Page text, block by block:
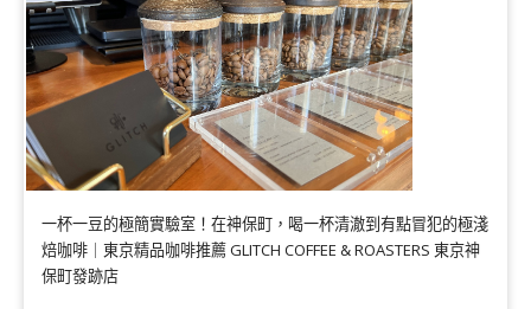
一杯一豆的極簡實驗室！在神保町，喝一杯清澈到有點冒犯的極淺
焙咖啡｜東京精品咖啡推薦 GLITCH COFFEE & ROASTERS 東京神
保町發跡店